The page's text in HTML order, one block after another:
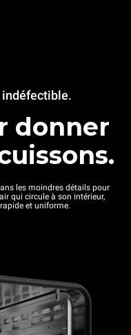
indéfectible.
donner
les moindres détails pour
qui circule à son intérieur,
et uniforme.